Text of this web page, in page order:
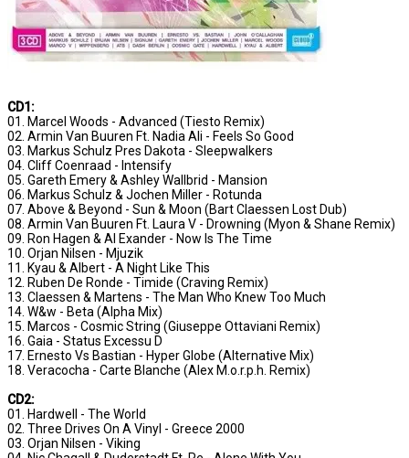
CD1:
01. Marcel Woods - Advanced (Tiesto Remix)
02. Armin Van Buuren Ft. Nadia Ali - Feels So Good
03. Markus Schulz Pres Dakota - Sleepwalkers
04. Cliff Coenraad - Intensify
05. Gareth Emery & Ashley Wallbrid - Mansion
06. Markus Schulz & Jochen Miller - Rotunda
07. Above & Beyond - Sun & Moon (Bart Claessen Lost Dub)
08. Armin Van Buuren Ft. Laura V - Drowning (Myon & Shane Remix)
09. Ron Hagen & Al Exander - Now Is The Time
10. Orjan Nilsen - Mjuzik
11. Kyau & Albert - A Night Like This
12. Ruben De Ronde - Timide (Craving Remix)
13. Claessen & Martens - The Man Who Knew Too Much
14. W&w - Beta (Alpha Mix)
15. Marcos - Cosmic String (Giuseppe Ottaviani Remix)
16. Gaia - Status Excessu D
17. Ernesto Vs Bastian - Hyper Globe (Alternative Mix)
18. Veracocha - Carte Blanche (Alex M.o.r.p.h. Remix)
CD2:
01. Hardwell - The World
02. Three Drives On A Vinyl - Greece 2000
03. Orjan Nilsen - Viking